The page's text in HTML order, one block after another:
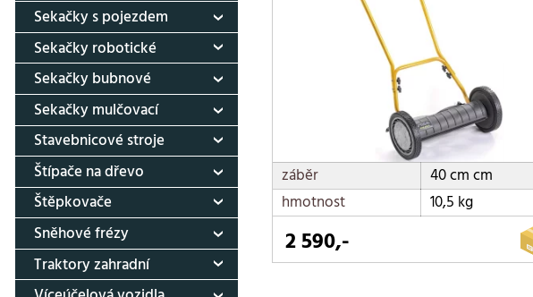
Sekačky s pojezdem
Sekačky robotické
Sekačky bubnové
Sekačky mulčovací
Stavebnicové stroje
Štípače na dřevo
Štěpkovače
Sněhové frézy
Traktory zahradní
záběr
40 cm cm
hmotnost
10,5 kg
2 590,-